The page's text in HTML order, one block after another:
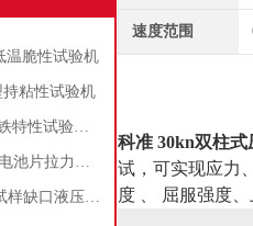
温脆性试验机
粘性试验机
KZ-ECTS-500电磁铁特性试验系统
YH-16-16A16 工位电池片拉力试验机
KZ-LY71-UV冲击试样缺口液压拉床
速度范围
科准 30kn双柱
试，可实现应力
度 、 屈服强度